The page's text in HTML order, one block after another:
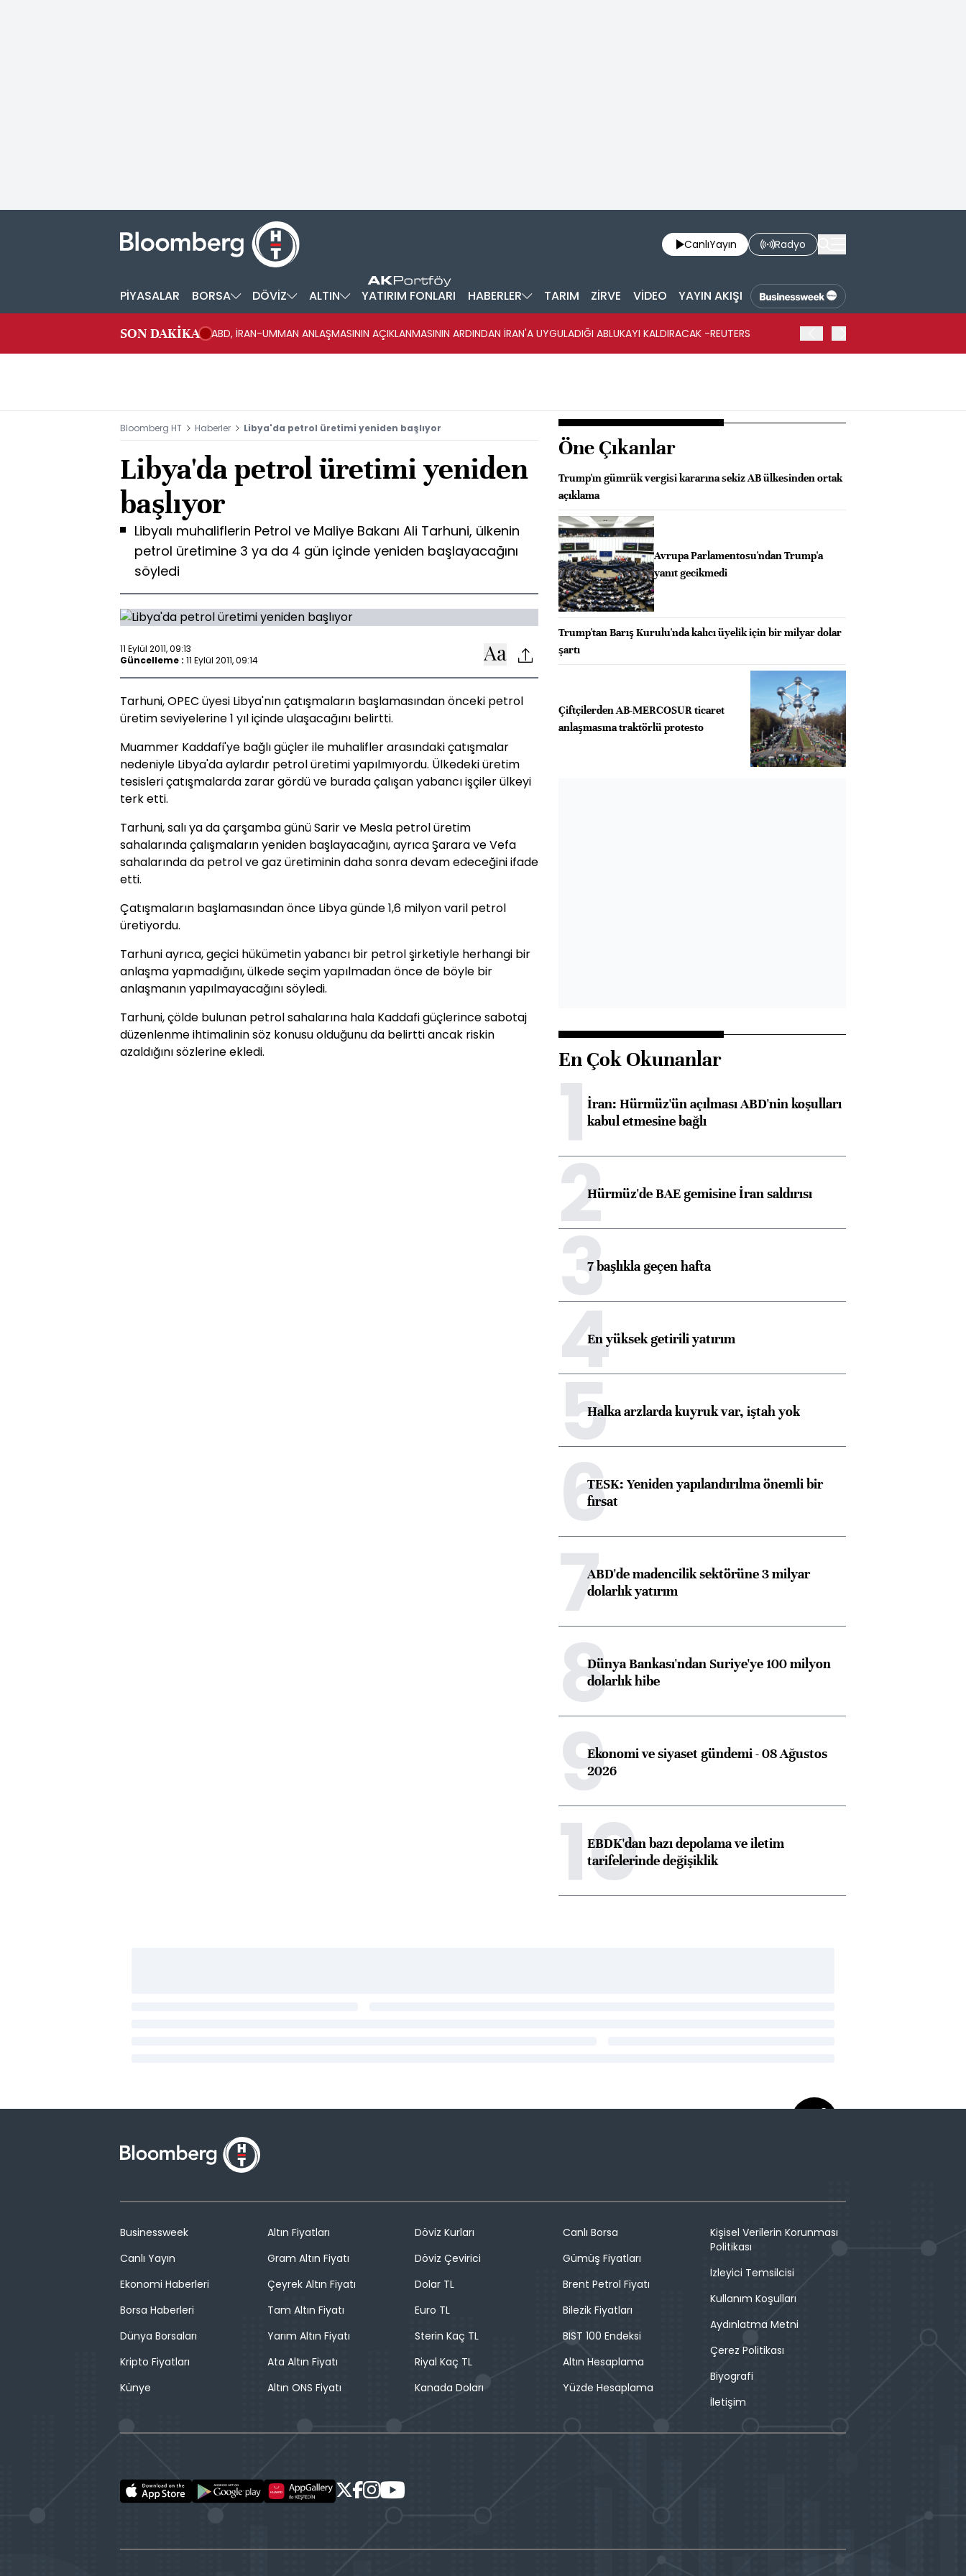
CanlıYayın Radyo
PİYASALAR BORSA DÖVİZ ALTIN YATIRIM FONLARI HABERLER TARIM ZİRVE VİDEO YAYIN AKIŞI
SON DAKİKA ABD, İRAN-UMMAN ANLAŞMASININ AÇIKLANMASININ ARDINDAN İRAN'A UYGULADIĞI ABLUKAYI KALDIRACAK -REUTERS
Bloomberg HT Haberler Libya'da petrol üretimi yeniden başlıyor
Libya'da petrol üretimi yeniden
başlıyor
Libyalı muhaliflerin Petrol ve Maliye Bakanı Ali Tarhuni, ülkenin
petrol üretimine 3 ya da 4 gün içinde yeniden başlayacağını
söyledi
11 Eylül 2011, 09:13
Güncelleme : 11 Eylül 2011, 09:14
Tarhuni, OPEC üyesi Libya'nın çatışmaların başlamasından önceki petrol
üretim seviyelerine 1 yıl içinde ulaşacağını belirtti.
Muammer Kaddafi'ye bağlı güçler ile muhalifler arasındaki çatışmalar
nedeniyle Libya'da aylardır petrol üretimi yapılmıyordu. Ülkedeki üretim
tesisleri çatışmalarda zarar gördü ve burada çalışan yabancı işçiler ülkeyi
terk etti.
Tarhuni, salı ya da çarşamba günü Sarir ve Mesla petrol üretim
sahalarında çalışmaların yeniden başlayacağını, ayrıca Şarara ve Vefa
sahalarında da petrol ve gaz üretiminin daha sonra devam edeceğini ifade
etti.
Çatışmaların başlamasından önce Libya günde 1,6 milyon varil petrol
üretiyordu.
Tarhuni ayrıca, geçici hükümetin yabancı bir petrol şirketiyle herhangi bir
anlaşma yapmadığını, ülkede seçim yapılmadan önce de böyle bir
anlaşmanın yapılmayacağını söyledi.
Tarhuni, çölde bulunan petrol sahalarına hala Kaddafi güçlerince sabotaj
düzenlenme ihtimalinin söz konusu olduğunu da belirtti ancak riskin
azaldığını sözlerine ekledi.
Öne Çıkanlar
Trump'ın gümrük vergisi kararına sekiz AB ülkesinden ortak
açıklama
Avrupa Parlamentosu'ndan Trump'a
yanıt gecikmedi
Trump'tan Barış Kurulu'nda kalıcı üyelik için bir milyar dolar
şartı
Çiftçilerden AB-MERCOSUR ticaret
anlaşmasına traktörlü protesto
En Çok Okunanlar
1İran: Hürmüz'ün açılması ABD'nin koşulları
kabul etmesine bağlı
2Hürmüz'de BAE gemisine İran saldırısı
37 başlıkla geçen hafta
4En yüksek getirili yatırım
5Halka arzlarda kuyruk var, iştah yok
6TESK: Yeniden yapılandırılma önemli bir
fırsat
7ABD'de madencilik sektörüne 3 milyar
dolarlık yatırım
8Dünya Bankası'ndan Suriye'ye 100 milyon
dolarlık hibe
9Ekonomi ve siyaset gündemi - 08 Ağustos
2026
10
EBDK'dan bazı depolama ve iletim
tarifelerinde değişiklik
Businessweek
Canlı Yayın
Ekonomi Haberleri
Borsa Haberleri
Dünya Borsaları
Kripto Fiyatları
Künye
Altın Fiyatları
Gram Altın Fiyatı
Çeyrek Altın Fiyatı
Tam Altın Fiyatı
Yarım Altın Fiyatı
Ata Altın Fiyatı
Altın ONS Fiyatı
Döviz Kurları
Döviz Çevirici
Dolar TL
Euro TL
Sterin Kaç TL
Riyal Kaç TL
Kanada Doları
Canlı Borsa
Gümüş Fiyatları
Brent Petrol Fiyatı
Bilezik Fiyatları
BIST 100 Endeksi
Altın Hesaplama
Yüzde Hesaplama
Kişisel Verilerin Korunması
Politikası
İzleyici Temsilcisi
Kullanım Koşulları
Aydınlatma Metni
Çerez Politikası
Biyografi
İletişim